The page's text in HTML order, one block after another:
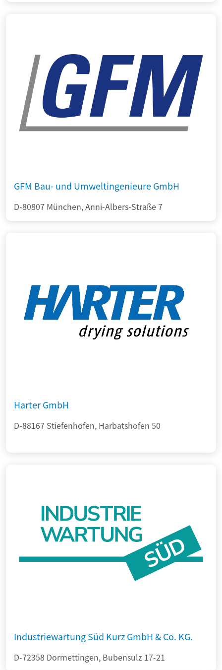
GFM Bau- und Umweltingenieure GmbH
D-80807 München, Anni-Albers-Straße 7
Harter GmbH
D-88167 Stiefenhofen, Harbatshofen 50
Industriewartung Süd Kurz GmbH & Co. KG.
D-72358 Dormettingen, Bubensulz 17-21